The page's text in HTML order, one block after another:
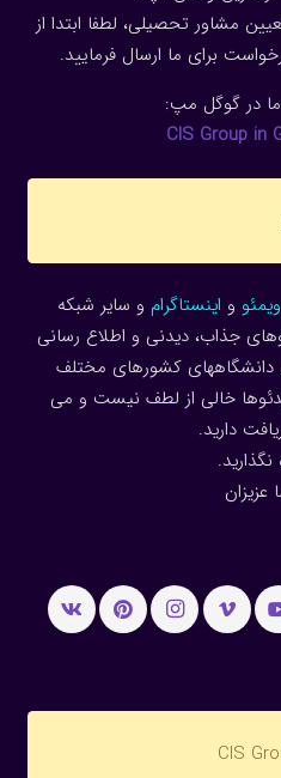
مشاور تحصیلی، لطفا ابتدا از
برای ما ارسال فرمایید.
در گوگل مپ:
CIS Group in
ویمئو و اینستاگرام و سایر شبکه
جذاب، دیدنی و اطلاع رسانی
دانشگاههای کشورهای مختلف
خالی از لطف نیست و می
دارید.